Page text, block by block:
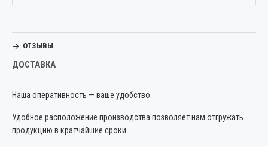
ОТЗЫВЫ
ДОСТАВКА
Наша оперативность — ваше удобство.
Удобное расположение производства позволяет нам отгружать
продукцию в кратчайшие сроки.